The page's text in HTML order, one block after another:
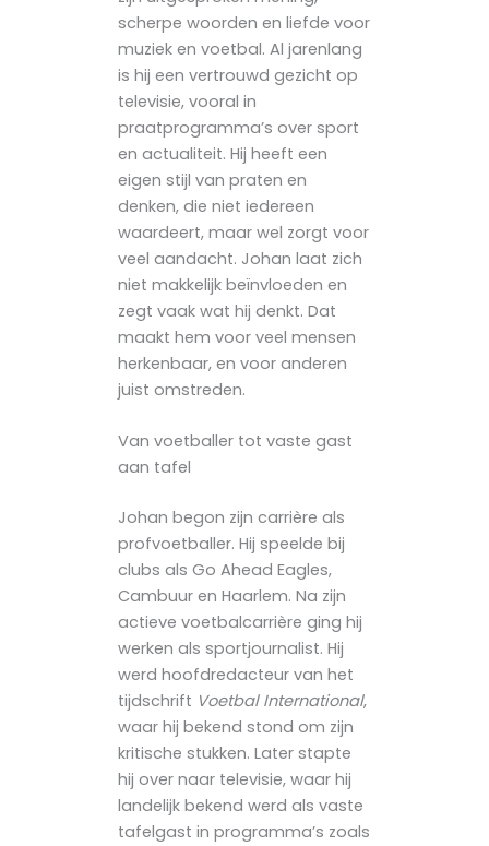
scherpe woorden en liefde voor
muziek en voetbal. Al jarenlang
is hij een vertrouwd gezicht op
televisie, vooral in
praatprogramma’s over sport
en actualiteit. Hij heeft een
eigen stijl van praten en
denken, die niet iedereen
waardeert, maar wel zorgt voor
veel aandacht. Johan laat zich
niet makkelijk beïnvloeden en
zegt vaak wat hij denkt. Dat
maakt hem voor veel mensen
herkenbaar, en voor anderen
juist omstreden.
Van voetballer tot vaste gast
aan tafel
Johan begon zijn carrière als
profvoetballer. Hij speelde bij
clubs als Go Ahead Eagles,
Cambuur en Haarlem. Na zijn
actieve voetbalcarrière ging hij
werken als sportjournalist. Hij
werd hoofdredacteur van het
tijdschrift Voetbal International,
waar hij bekend stond om zijn
kritische stukken. Later stapte
hij over naar televisie, waar hij
landelijk bekend werd als vaste
tafelgast in programma’s zoals